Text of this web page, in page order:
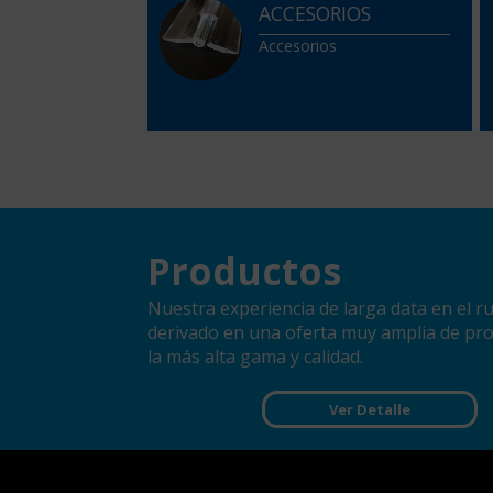
ACCESORIOS
Accesorios
Productos
Nuestra experiencia de larga data en el
derivado en una oferta muy amplia de
la más alta gama y calidad.
Ver Detalle